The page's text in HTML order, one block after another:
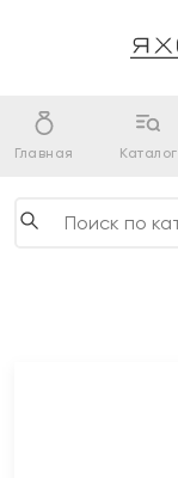
Главная Каталог